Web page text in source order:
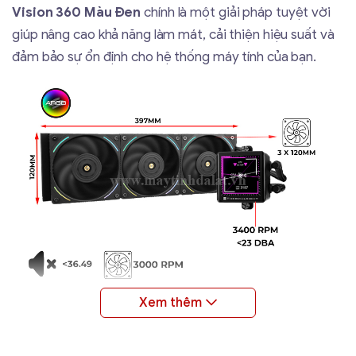
Vision 360 Màu Đen chính là một giải pháp tuyệt vời
giúp nâng cao khả năng làm mát, cải thiện hiệu suất và
đảm bảo sự ổn định cho hệ thống máy tính của bạn.
Màn Hình LCD Cao Cấp